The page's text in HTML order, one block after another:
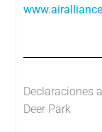
Declaraciones
Deer Park